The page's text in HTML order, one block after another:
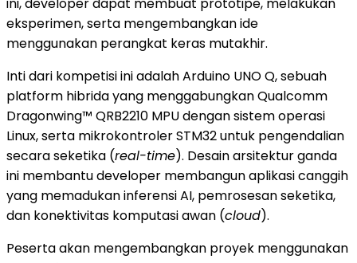
eksperimen, serta mengembangkan ide
menggunakan perangkat keras mutakhir.
Inti dari kompetisi ini adalah Arduino UNO Q, sebuah
platform hibrida yang menggabungkan Qualcomm
Dragonwing™ QRB2210 MPU dengan sistem operasi
Linux, serta mikrokontroler STM32 untuk pengendalian
secara seketika (real-time). Desain arsitektur ganda
ini membantu developer membangun aplikasi canggih
yang memadukan inferensi AI, pemrosesan seketika,
dan konektivitas komputasi awan (cloud).
Peserta akan mengembangkan proyek menggunakan